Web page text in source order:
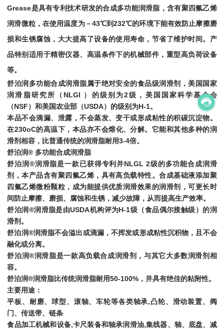
Grease是具有专利技术研发的合成多功能润滑脂，含有聚四氟乙烯
润滑微粒，在使用温度为－ 43℃到232℃的环境下能有效防止摩擦磨
损和生锈腐蚀，大大提高了设备的使用寿命，节省了维护时间。产
品特别适用于精密仪器、高温条件下的机械部件，重型高负荷设备
等。
舒泊润多功能合成润滑脂属于绝对安全的食品级润滑剂，美国国家
润滑脂研究所（NLGI ）的级别为2级，美国国家科学基金会
（NSF）和美国农业部（USDA）的级别为H-1。
本品不会滴漏、泄露，不会蒸发、变干或形成粘性的积碳沉淀物。
在230oC的高温下，本品亦不会熔化、分解。它能和其他多种的润
滑剂相容，比普通传统的润滑脂耐用3-4倍。
舒泊润® 多功能合成润滑脂
舒泊润®润滑脂是一款已获得专利并NLGL 2级的多功能合成润滑
剂，本产品含有聚四氟乙烯，具有高负载特性。合成基础液添加聚
四氟乙烯微粉颗粒，成为能提供优质润滑效果的润滑剂，可更长时
间防止摩擦、磨损、腐蚀和生锈，减少故障，从而提高生产效率。
舒泊润®润滑脂是由USDA机构评为H-1级（食品偶尔接触级）的润
滑剂。
舒泊润®润滑脂不会溢出或滴漏，不挥发或形成粘性沉积物，且不会
融化或分离。
舒泊润®润滑脂是一款高负载合成润滑剂，与其它大多数润滑剂相
容。
舒泊润®润滑脂比传统润滑脂耐用50-100%，并具有绝佳的粘附性。
主要用途：
平板、耐磨、球型、滚轴、车轮等各类轴承,凸轮、滑动装置、阀
门、传送带、链条
食品加工机械和设备,卡尺装备和轴承润滑油,集线器、轴、底盘、减